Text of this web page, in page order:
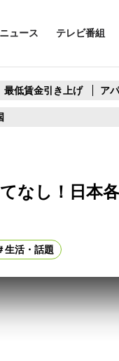
ニュース テレビ番組
最低賃金引き上げ ア
なし！日本
生活・話題